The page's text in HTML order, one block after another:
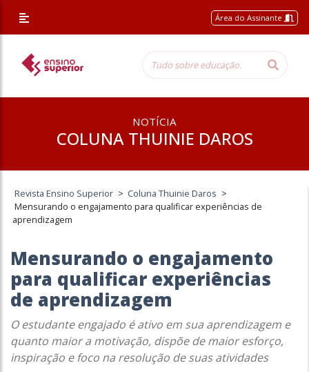
Área do Assinante
NOTÍCIA
COLUNA THUINIE DAROS
Revista Ensino Superior > Coluna Thuinie Daros >
Mensurando o engajamento para qualificar experiências de
aprendizagem
Mensurando o engajamento
para qualificar experiências
de aprendizagem
O estudante engajado é ativo em sua aprendizagem e
quanto maior a motivação, dispõe de maior esforço,
inspiração e foco na resolução de suas atividades